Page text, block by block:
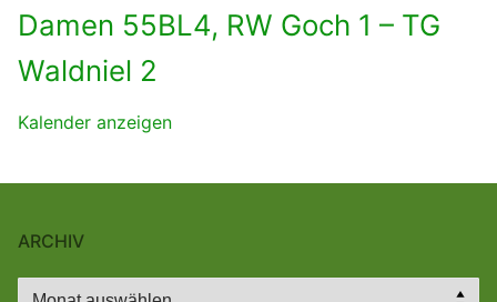
Damen 55BL4, RW Goch 1 – TG
Waldniel 2
Kalender anzeigen
ARCHIV
Archiv